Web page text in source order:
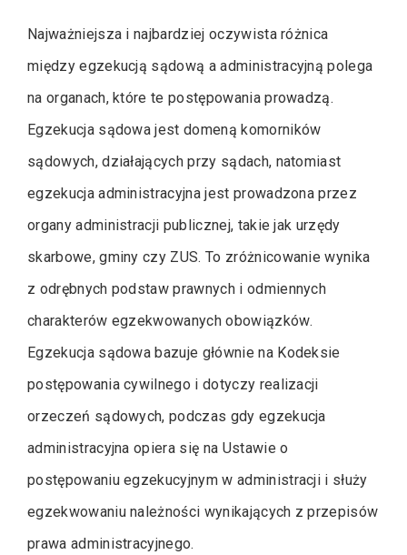
Najważniejsza i najbardziej oczywista różnica
między egzekucją sądową a administracyjną polega
na organach, które te postępowania prowadzą.
Egzekucja sądowa jest domeną komorników
sądowych, działających przy sądach, natomiast
egzekucja administracyjna jest prowadzona przez
organy administracji publicznej, takie jak urzędy
skarbowe, gminy czy ZUS. To zróżnicowanie wynika
z odrębnych podstaw prawnych i odmiennych
charakterów egzekwowanych obowiązków.
Egzekucja sądowa bazuje głównie na Kodeksie
postępowania cywilnego i dotyczy realizacji
orzeczeń sądowych, podczas gdy egzekucja
administracyjna opiera się na Ustawie o
postępowaniu egzekucyjnym w administracji i służy
egzekwowaniu należności wynikających z przepisów
prawa administracyjnego.